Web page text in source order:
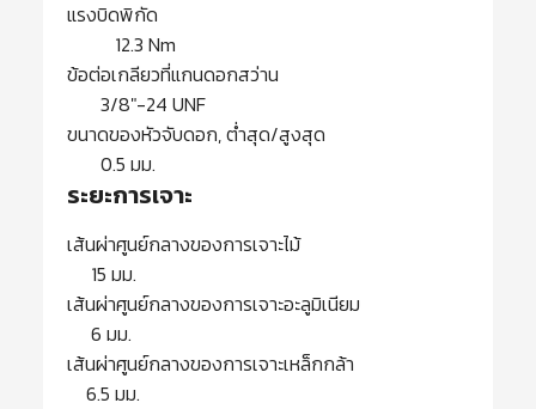
แรงบิดพิกัด
12.3 Nm
ข้อต่อเกลียวที่แกนดอกสว่าน
3/8″-24 UNF
ขนาดของหัวจับดอก, ต่ำสุด/สูงสุด
0.5 มม.
ระยะการเจาะ
เส้นผ่าศูนย์กลางของการเจาะไม้
15 มม.
เส้นผ่าศูนย์กลางของการเจาะอะลูมิเนียม
6 มม.
เส้นผ่าศูนย์กลางของการเจาะเหล็กกล้า
6.5 มม.